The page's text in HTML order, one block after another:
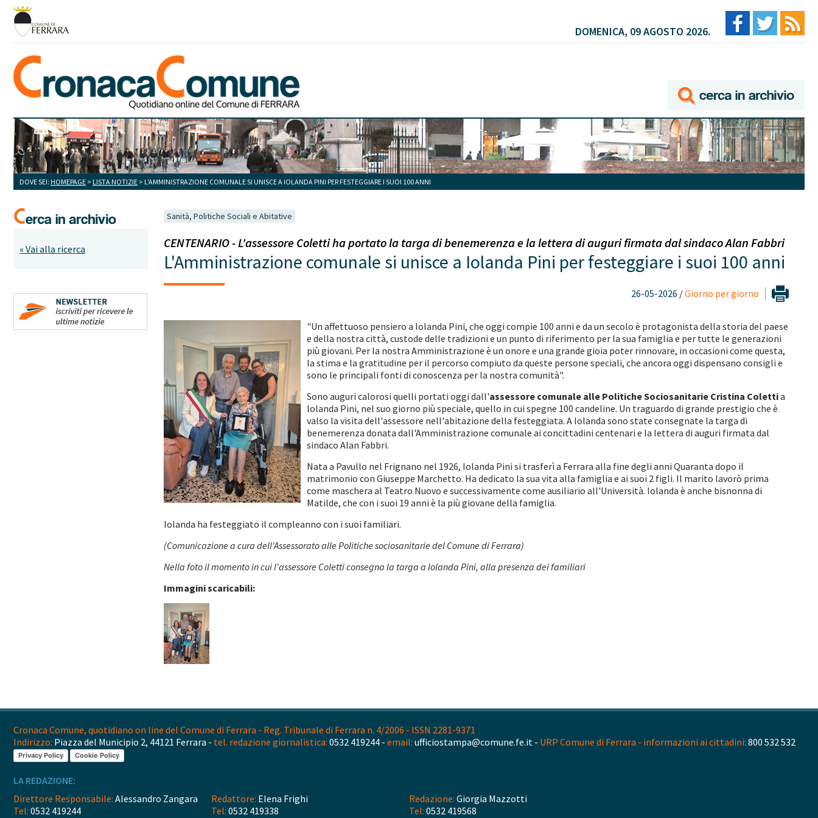
DOMENICA, 09 AGOSTO 2026.
DOVE SEI: HOMEPAGE > LISTA NOTIZIE > L'AMMINISTRAZIONE COMUNALE SI UNISCE A IOLANDA PINI PER FESTEGGIARE I SUOI 100 ANNI
« Vai alla ricerca
Sanità, Politiche Sociali e Abitative
CENTENARIO - L'assessore Coletti ha portato la targa di benemerenza e la lettera di auguri firmata dal sindaco Alan Fabbri
L'Amministrazione comunale si unisce a Iolanda Pini per festeggiare i suoi 100 anni
26-05-2026 /Giorno per giorno
"Un affettuoso pensiero a Iolanda Pini, che oggi compie 100 anni e da un secolo è protagonista della storia del paese
e della nostra città, custode delle tradizioni e un punto di riferimento per la sua famiglia e per tutte le generazioni
più giovani. Per la nostra Amministrazione è un onore e una grande gioia poter rinnovare, in occasioni come questa,
la stima e la gratitudine per il percorso compiuto da queste persone speciali, che ancora oggi dispensano consigli e
sono le principali fonti di conoscenza per la nostra comunità".
Sono auguri calorosi quelli portati oggi dall'assessore comunale alle Politiche Sociosanitarie Cristina Colettia
Iolanda Pini, nel suo giorno più speciale, quello in cui spegne 100 candeline. Un traguardo di grande prestigio che è
valso la visita dell'assessore nell'abitazione della festeggiata. A Iolanda sono state consegnate la targa di
benemerenza donata dall'Amministrazione comunale ai concittadini centenari e la lettera di auguri firmata dal
sindaco Alan Fabbri.
Nata a Pavullo nel Frignano nel 1926, Iolanda Pini si trasferì a Ferrara alla fine degli anni Quaranta dopo il
matrimonio con Giuseppe Marchetto. Ha dedicato la sua vita alla famiglia e ai suoi 2 figli. Il marito lavorò prima
come maschera al Teatro Nuovo e successivamente come ausiliario all'Università. Iolanda è anche bisnonna di
Matilde, che con i suoi 19 anni è la più giovane della famiglia.
Iolanda ha festeggiato il compleanno con i suoi familiari.
(Comunicazione a cura dell'Assessorato alle Politiche sociosanitarie del Comune di Ferrara)
Nella foto il momento in cui l'assessore Coletti consegna la targa a Iolanda Pini, alla presenza dei familiari
Immagini scaricabili:
Cronaca Comune, quotidiano on line del Comune di Ferrara - Reg. Tribunale di Ferrara n. 4/2006 - ISSN 2281-9371
Indirizzo: Piazza del Municipio 2, 44121 Ferrara - tel. redazione giornalistica: 0532 419244 - email: ufficiostampa@comune.fe.it - URP Comune di Ferrara - informazioni ai cittadini: 800 532 532
Privacy Policy Cookie Policy
LA REDAZIONE:
Direttore Responsabile: Alessandro Zangara
Tel: 0532 419244
Redattore: Elena Frighi
Tel: 0532 419338
Redazione: Giorgia Mazzotti
Tel: 0532 419568